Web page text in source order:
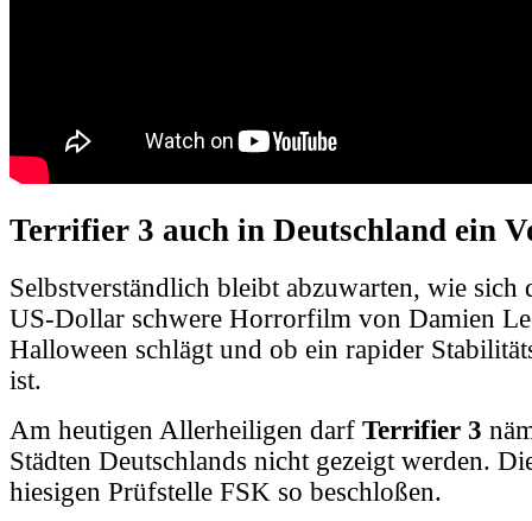
Terrifier 3 auch in Deutschland ein
Selbstverständlich bleibt abzuwarten, wie
US-Dollar schwere Horrorfilm von Damien
Halloween schlägt und ob ein rapider
ist.
Am heutigen Allerheiligen darf Terrifier 3
Städten Deutschlands nicht gezeigt werden.
hiesigen Prüfstelle FSK so beschloßen.